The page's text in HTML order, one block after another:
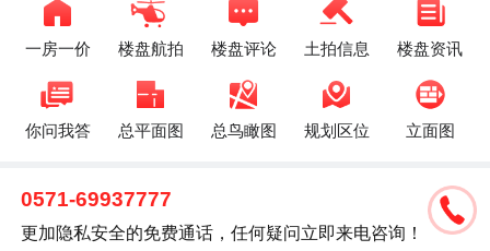
一房一价 楼盘航拍 楼盘评论 土拍信息 楼盘资讯
你问我答 总平面图 总鸟瞰图 规划区位 立面图
0571-69937777
更加隐私安全的免费通话，任何疑问立即来电咨询！